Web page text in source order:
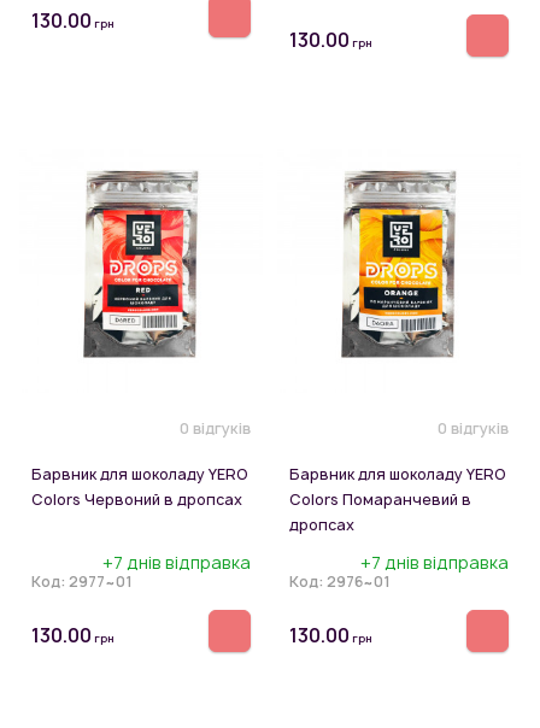
130.00 грн
130.00 грн
0 відгуків
Барвник для шоколаду YERO
Colors Червоний в дропсах
+7 днів відправка
Код: 2977~01
130.00 грн
0 відгуків
Барвник для шоколаду YERO
Colors Помаранчевий в
дропсах
+7 днів відправка
Код: 2976~01
130.00 грн